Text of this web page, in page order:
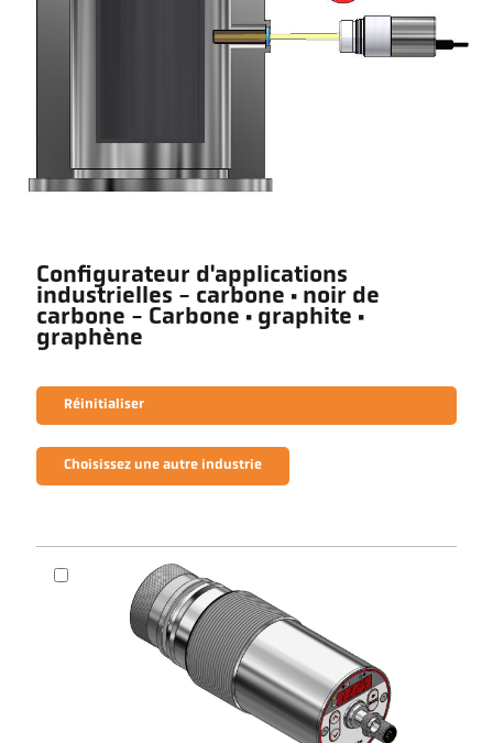
Configurateur d'applications
industrielles - carbone · noir de
carbone - Carbone · graphite ·
graphène
Réinitialiser
Choisissez une autre industrie